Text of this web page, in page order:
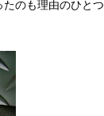
のも理由のひとつ